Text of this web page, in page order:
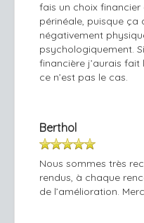
fais un choix financier
périnéale, puisque
négativement
psychologiquement.
financière j’aurais fait
ce n’est pas le cas.
Berthol
Nous sommes très
rendus, à chaque
de l’amélioration.